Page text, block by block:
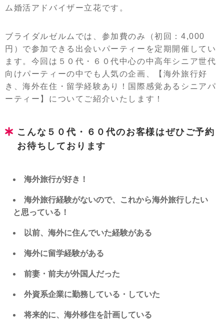
ム婚活アドバイザー立花です。
ブライダルゼルムでは、参加費のみ（初回：4,000
円）で参加できる出会いパーティーを定期開催してい
ます。今回は５０代・６０代中心の中高年シニア世代
向けパーティーの中でも人気の企画、【海外旅行好
き、海外在住・留学経験あり！国際感覚あるシニアパ
ーティー】についてご紹介いたします！
こんな５０代・６０代のお客様はぜひご予約
お待ちしております
海外旅行が好き！
海外旅行経験がないので、これから海外旅行したい
と思っている！
以前、海外に住んでいた経験がある
海外に留学経験がある
前妻・前夫が外国人だった
外資系企業に勤務している・していた
将来的に、海外移住を計画している